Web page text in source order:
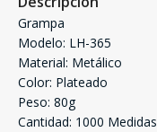
Grampa
Modelo: LH-365
Material: Metálico
Color: Plateado
Peso: 80g
Cantidad: 1000 Medidas